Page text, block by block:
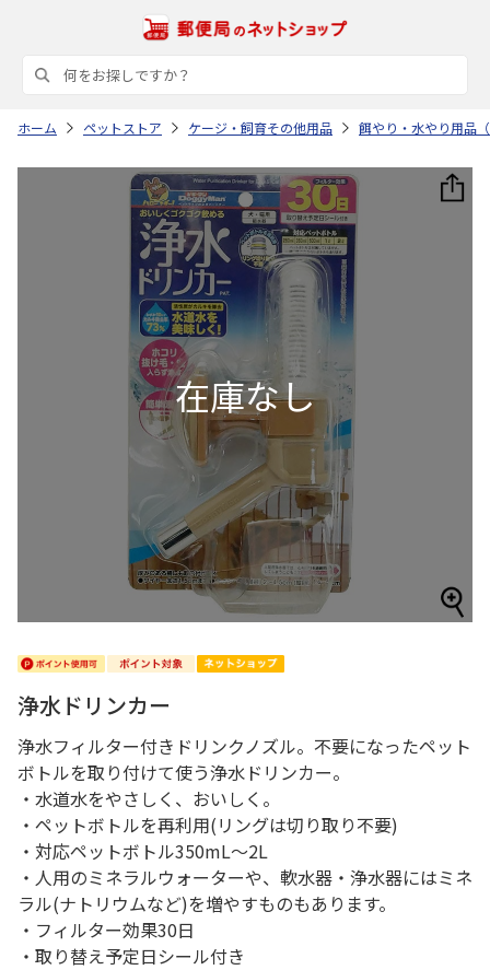
ホーム ペットストア ケージ・飼育その他用品 餌やり・水やり用品
浄水ドリンカー
浄水フィルター付きドリンクノズル。不要になったペット
ボトルを取り付けて使う浄水ドリンカー。
・水道水をやさしく、おいしく。
・ペットボトルを再利用(リングは切り取り不要)
・対応ペットボトル350mL～2L
・人用のミネラルウォーターや、軟水器・浄水器にはミネ
ラル(ナトリウムなど)を増やすものもあります。
・フィルター効果30日
・取り替え予定日シール付き